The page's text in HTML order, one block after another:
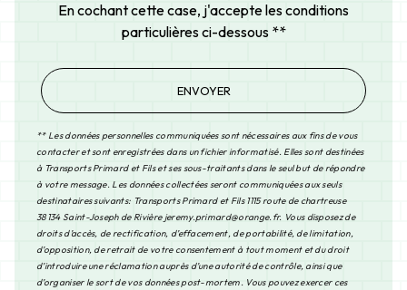
En cochant cette case, j'accepte les conditions
particulières ci-dessous **
ENVOYER
** Les données personnelles communiquées sont nécessaires aux fins de vous
contacter et sont enregistrées dans un fichier informatisé. Elles sont destinées
à Transports Primard et Fils et ses sous-traitants dans le seul but de répondre
à votre message. Les données collectées seront communiquées aux seuls
destinataires suivants: Transports Primard et Fils 1115 route de chartreuse
38134 Saint-Joseph de Rivière jeremy.primard@orange.fr. Vous disposez de
droits d’accès, de rectification, d’effacement, de portabilité, de limitation,
d’opposition, de retrait de votre consentement à tout moment et du droit
d’introduire une réclamation auprès d’une autorité de contrôle, ainsi que
d’organiser le sort de vos données post-mortem. Vous pouvez exercer ces